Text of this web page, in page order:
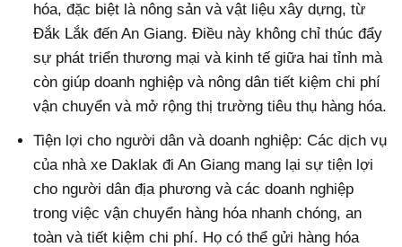
hóa, đặc biệt là nông sản và vật liệu xây dựng, từ
Đắk Lắk đến An Giang. Điều này không chỉ thúc đẩy
sự phát triển thương mại và kinh tế giữa hai tỉnh mà
còn giúp doanh nghiệp và nông dân tiết kiệm chi phí
vận chuyển và mở rộng thị trường tiêu thụ hàng hóa.
Tiện lợi cho người dân và doanh nghiệp: Các dịch vụ
của nhà xe Daklak đi An Giang mang lại sự tiện lợi
cho người dân địa phương và các doanh nghiệp
trong việc vận chuyển hàng hóa nhanh chóng, an
toàn và tiết kiệm chi phí. Họ có thể gửi hàng hóa